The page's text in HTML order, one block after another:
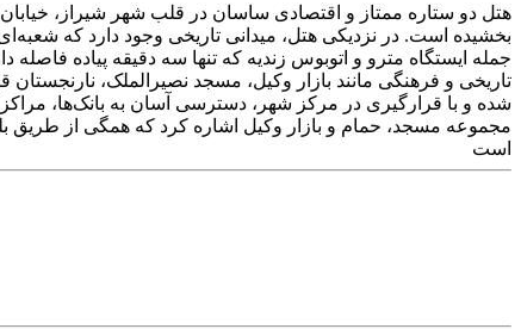
هتل دو ستاره ممتاز و اقتصادی ساسان در قلب شهر شیراز،
بخشیده است. در نزدیکی هتل، میدانی تاریخی وجود دارد که
شده و با قرارگیری در مرکز شهر، دسترسی آسان به بانک‌ها،
مجموعه مسجد، حمام و بازار وکیل اشاره کرد که همگی از طریق
است